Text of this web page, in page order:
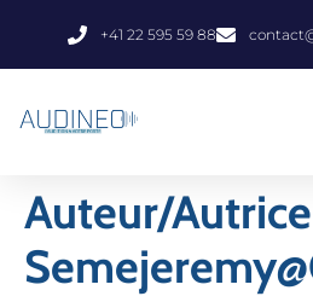
+41 22 595 59 88
Auteur/